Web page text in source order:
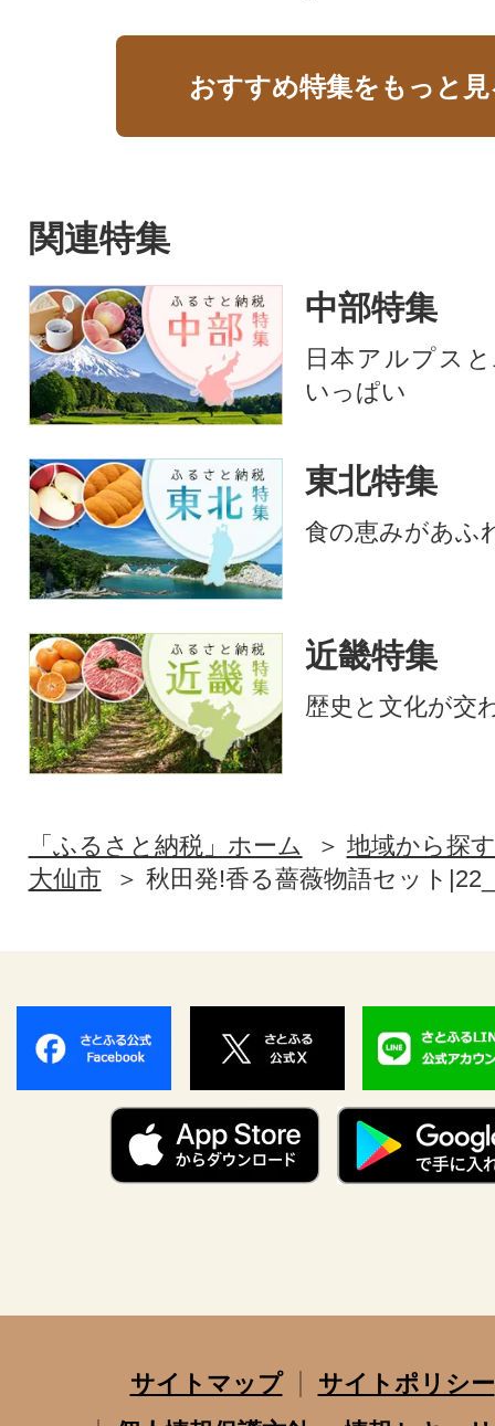
おすすめ特集をもっと
関連特集
中部特集
日本アルプス
いっぱい
東北特集
食の恵みがあふ
近畿特集
歴史と文化が交
「ふるさと納税」ホーム
地域から探す
大仙市
秋田発!香る薔薇物語セット
サイトマップ
サイトポリシー